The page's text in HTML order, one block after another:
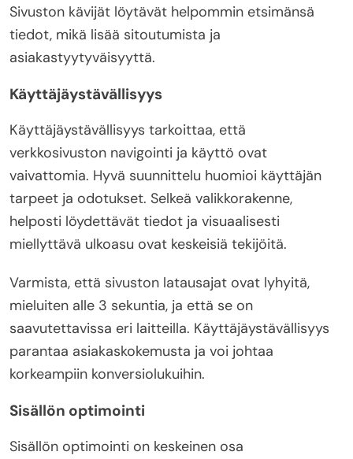
Sivuston kävijät löytävät helpommin etsimänsä
tiedot, mikä lisää sitoutumista ja
asiakastyytyväisyyttä.
Käyttäjäystävällisyys
Käyttäjäystävällisyys tarkoittaa, että
verkkosivuston navigointi ja käyttö ovat
vaivattomia. Hyvä suunnittelu huomioi käyttäjän
tarpeet ja odotukset. Selkeä valikkorakenne,
helposti löydettävät tiedot ja visuaalisesti
miellyttävä ulkoasu ovat keskeisiä tekijöitä.
Varmista, että sivuston latausajat ovat lyhyitä,
mieluiten alle 3 sekuntia, ja että se on
saavutettavissa eri laitteilla. Käyttäjäystävällisyys
parantaa asiakaskokemusta ja voi johtaa
korkeampiin konversiolukuihin.
Sisällön optimointi
Sisällön optimointi on keskeinen osa